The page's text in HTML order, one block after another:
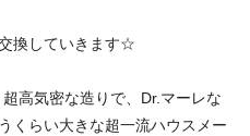
換していきます☆
高気密な造りで、Dr.マーレな
くらい大きな超一流ハウスメー